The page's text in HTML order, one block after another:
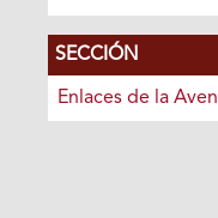
SECCIÓN
Enlaces de la